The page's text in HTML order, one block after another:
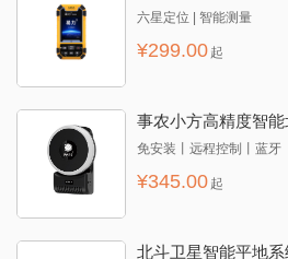
六星定位 | 智能测量
¥299.00 起
事农小方高精度智
免安装丨远程控制丨蓝牙
¥345.00 起
北斗卫星智能平地